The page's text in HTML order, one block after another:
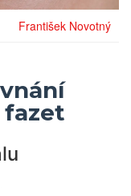
František Novotný